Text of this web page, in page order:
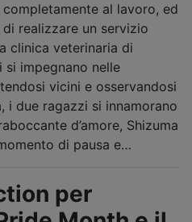
al lavoro, ed
realizzare un servizio
clinica veterinaria di
si impegnano nelle
vicini e osservandosi
i due ragazzi si innamorano
d’amore, Shizuma
di pausa e…
per